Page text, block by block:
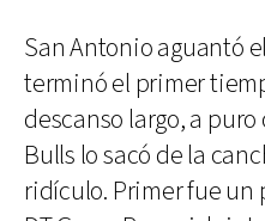
San Antonio aguantó
terminó el primer
descanso largo, a
Bulls lo sacó de la
ridículo. Primer fue un